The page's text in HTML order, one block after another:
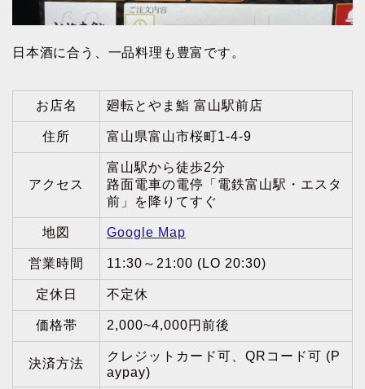
日本酒に合う、一品料理も豊富です。
お店名 廻転とやま鮨 富山駅前店
住所 富山県富山市桜町1-4-9
アクセス
富山駅から徒歩2分
路面電車の電停「電鉄富山駅・エスタ
前」を降りてすぐ
地図 Google Map
営業時間 11:30～21:00 (LO 20:30)
定休日 不定休
価格帯 2,000~4,000円前後
決済方法
クレジットカード可、QRコード可 (P
aypay)